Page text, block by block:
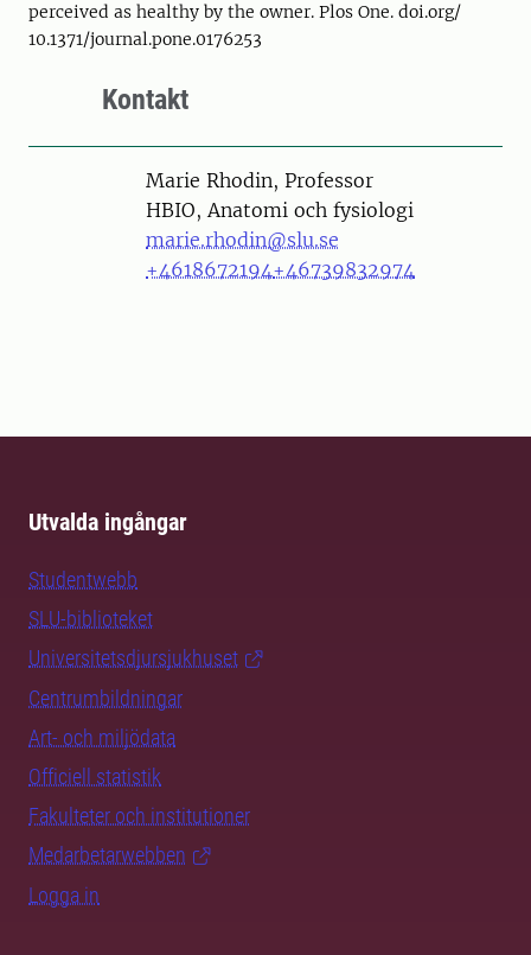
perceived as healthy by the owner. Plos One. doi.org/
10.1371/journal.pone.0176253
Kontakt
PersonMarie Rhodin, Professor
HBIO, Anatomi och fysiologi
marie.rhodin@slu.se
+4618672194+46739832974
Utvalda ingångar
Studentwebb
SLU-biblioteket
Universitetsdjursjukhuset
Centrumbildningar
Art- och miljödata
Officiell statistik
Fakulteter och institutioner
Medarbetarwebben
Logga in